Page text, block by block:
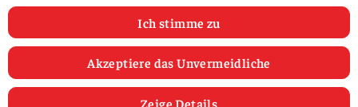
Ich stimme zu
Akzeptiere das Unvermeidliche
Zeige Details